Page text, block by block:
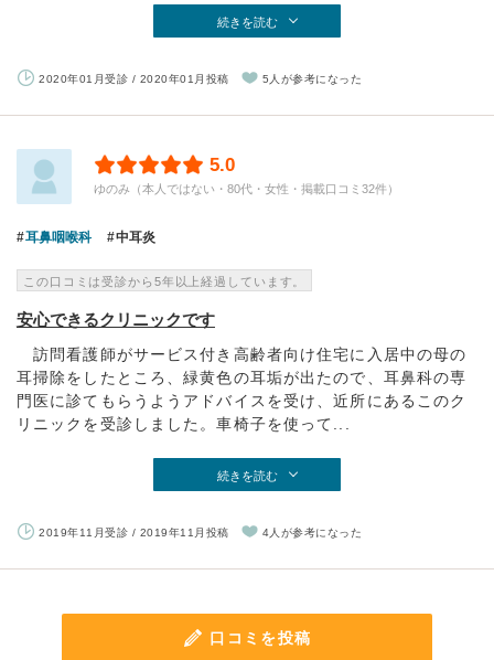
続きを読む
2020年01月受診 / 2020年01月投稿 5人が参考になった
5.0
ゆのみ（本人ではない・80代・女性・掲載口コミ32件）
耳鼻咽喉科 中耳炎
この口コミは受診から5年以上経過しています。
安心できるクリニックです
訪問看護師がサービス付き高齢者向け住宅に入居中の母の
耳掃除をしたところ、緑黄色の耳垢が出たので、耳鼻科の専
門医に診てもらうようアドバイスを受け、近所にあるこのク
リニックを受診しました。車椅子を使って...
続きを読む
2019年11月受診 / 2019年11月投稿 4人が参考になった
口コミを投稿